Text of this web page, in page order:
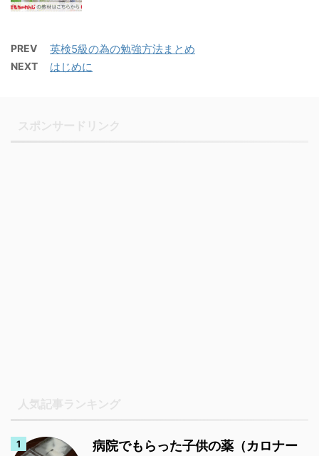
PREV 英検5級の為の勉強方法まとめ
NEXT はじめに
病院でもらった子供の薬（カロナー